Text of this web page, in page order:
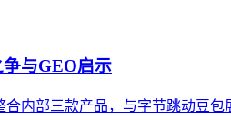
与GEO启示
合内部三款产品，与字节跳动豆